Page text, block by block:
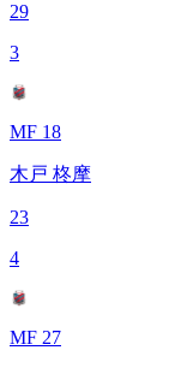
29
3
MF 18
木戸 柊摩
23
4
MF 27